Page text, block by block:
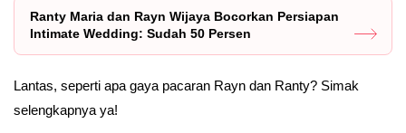
Ranty Maria dan Rayn Wijaya Bocorkan Persiapan
Intimate Wedding: Sudah 50 Persen
Lantas, seperti apa gaya pacaran Rayn dan Ranty? Simak
selengkapnya ya!